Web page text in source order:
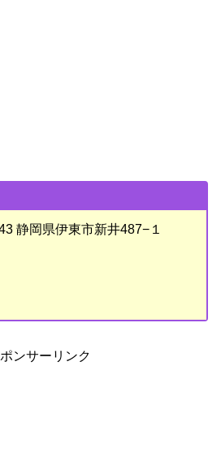
静岡県伊東市新井487−１
ンサーリンク